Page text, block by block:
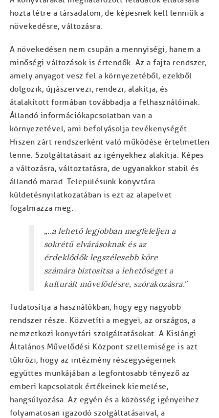
hozta létre a társadalom, de képesnek kell lenniük a
növekedésre, változásra.
A növekedésen nem csupán a mennyiségi, hanem a
minőségi változások is értendők. Az a fajta rendszer,
amely anyagot vesz fel a környezetéből, ezekből
dolgozik, újjászervezi, rendezi, alakítja, és
átalakított formában továbbadja a felhasználóinak.
Állandó információkapcsolatban van a
környezetével, ami befolyásolja tevékenységét.
Hiszen zárt rendszerként való működése értelmetlen
lenne. Szolgáltatásait az igényekhez alakítja. Képes
a változásra, változtatásra, de ugyanakkor stabil és
állandó marad. Településünk könyvtára
küldetésnyilatkozatában is ezt az alapelvet
fogalmazza meg:
„..a lehető legjobban megfeleljen a
sokrétű elvárásoknak és az
érdeklődők legszélesebb köre
számára biztosítsa a lehetőséget a
kulturált művelődésre, szórakozásra.”
Tudatosítja a használókban, hogy egy nagyobb
rendszer része. Közvetíti a megyei, az országos, a
nemzetközi könyvtári szolgáltatásokat. A Kislángi
Általános Művelődési Központ szellemisége is azt
tükrözi, hogy az intézmény részegységeinek
együttes munkájában a legfontosabb tényező az
emberi kapcsolatok értékeinek kiemelése,
hangsúlyozása. Az egyén és a közösség igényeihez
folyamatosan igazodó szolgáltatásaival, a